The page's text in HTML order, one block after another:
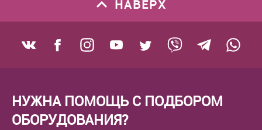
НАВЕРХ
НУЖНА ПОМОЩЬ С ПОДБОРОМ
ОБОРУДОВАНИЯ?